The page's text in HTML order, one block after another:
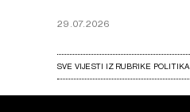
29.07.2026
SVE VIJESTI IZ RUBRIKE POLITIKA